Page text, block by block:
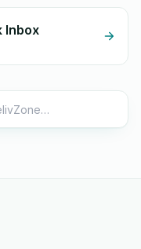
Inbox